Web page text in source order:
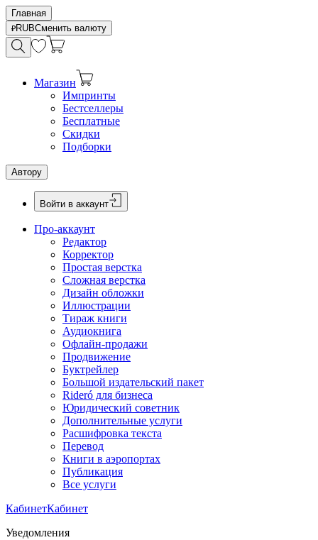
Главная
RUBСменить валюту
Магазин
Импринты
Бестселлеры
Бесплатные
Скидки
Подборки
Автору
Войти в аккаунт
Про-аккаунт
Редактор
Корректор
Простая верстка
Сложная верстка
Дизайн обложки
Иллюстрации
Тираж книги
Аудиокнига
Офлайн-продажи
Продвижение
Буктрейлер
Большой издательский пакет
Rideró для бизнеса
Юридический советник
Дополнительные услуги
Расшифровка текста
Перевод
Книги в аэропортах
Публикация
Все услуги
КабинетКабинет
Уведомления